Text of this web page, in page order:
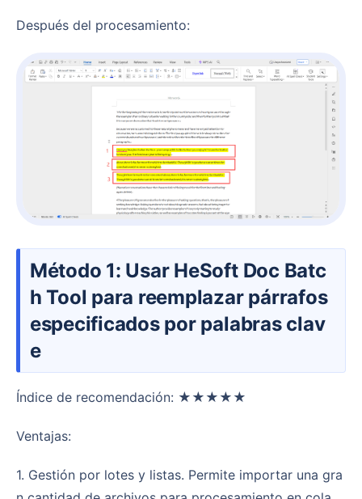
Después del procesamiento:
Método 1: Usar HeSoft Doc Batc
h Tool para reemplazar párrafos
especificados por palabras clav
e
Índice de recomendación: ★★★★★
Ventajas:
1. Gestión por lotes y listas. Permite importar una gra